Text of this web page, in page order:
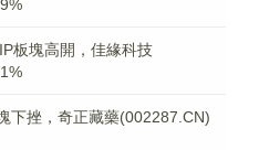
板塊高開，佳緣科技
下挫，奇正藏藥(002287.CN)